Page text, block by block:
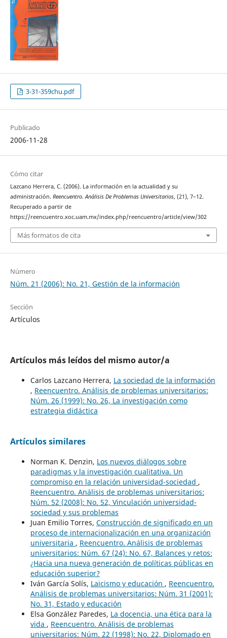
3-31-359chu.pdf
Publicado
2006-11-28
Cómo citar
Lazcano Herrera, C. (2006). La información en la actualidad y su
administración. Reencuentro. Análisis De Problemas Universitarios, (21), 7–12.
Recuperado a partir de
https://reencuentro.xoc.uam.mx/index.php/reencuentro/article/view/302
Más formatos de cita
Número
Núm. 21 (2006): No. 21, Gestión de la información
Sección
Artículos
Artículos más leídos del mismo autor/a
Carlos Lazcano Herrera, La sociedad de la información
, Reencuentro. Análisis de problemas universitarios:
Núm. 26 (1999): No. 26, La investigación como
estrategia didáctica
Artículos similares
Norman K. Denzin, Los nuevos diálogos sobre
paradigmas y la investigación cualitativa. Un
compromiso en la relación universidad-sociedad ,
Reencuentro. Análisis de problemas universitarios:
Núm. 52 (2008): No. 52, Vinculación universidad-
sociedad y sus problemas
Juan Emilio Torres, Construcción de significado en un
proceso de internacionalización en una organización
universitaria , Reencuentro. Análisis de problemas
universitarios: Núm. 67 (24): No. 67, Balances y retos:
¿Hacia una nueva generación de políticas públicas en
educación superior?
Iván García Solís, Laicismo y educación , Reencuentro.
Análisis de problemas universitarios: Núm. 31 (2001):
No. 31, Estado y educación
Elsa González Paredes, La docencia, una ética para la
vida , Reencuentro. Análisis de problemas
universitarios: Núm. 22 (1998): No. 22, Diplomado en